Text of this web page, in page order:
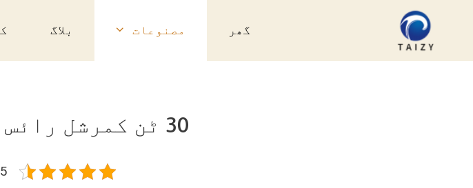
گھر مصنوعات بلاگ
30 ٹن کمرشل رائس ملنگ مشین پلانٹ